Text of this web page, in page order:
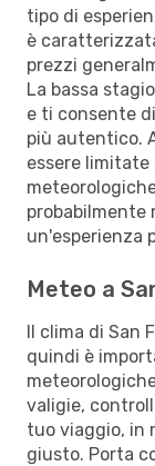
tipo di
è
prezzi
La bassa
e ti consente
più autentico.
essere limitate
probabilmente
un'esperienza
Meteo a
Il clima di San
quindi è
valigie,
tuo viaggio, in
giusto. Porta